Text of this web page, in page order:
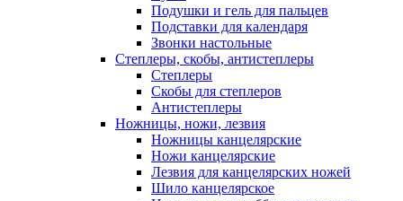
Подушки и гель для пальцев
Подставки для календаря
Звонки настольные
Степлеры, скобы, антистеплеры
Степлеры
Скобы для степлеров
Антистеплеры
Ножницы, ножи, лезвия
Ножницы канцелярские
Ножи канцелярские
Лезвия для канцелярских ножей
Шило канцелярское